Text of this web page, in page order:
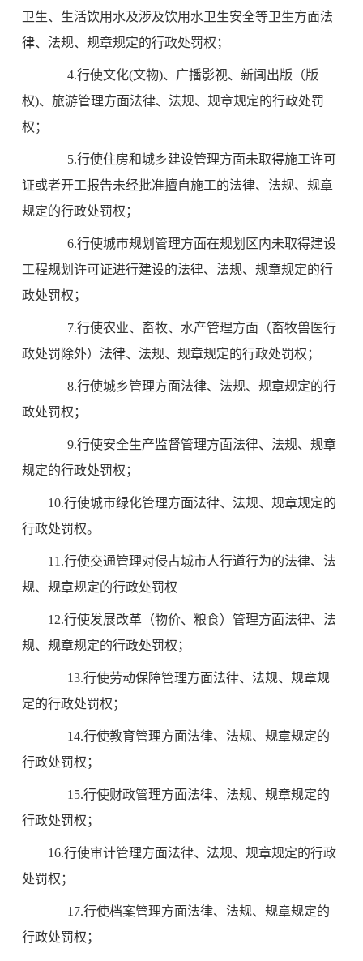
卫生、生活饮用水及涉及饮用水卫生安全等卫生方面法
律、法规、规章规定的行政处罚权；
4.行使文化(文物)、广播影视、新闻出版（版
权)、旅游管理方面法律、法规、规章规定的行政处罚
权；
5.行使住房和城乡建设管理方面未取得施工许可
证或者开工报告未经批准擅自施工的法律、法规、规章
规定的行政处罚权；
6.行使城市规划管理方面在规划区内未取得建设
工程规划许可证进行建设的法律、法规、规章规定的行
政处罚权；
7.行使农业、畜牧、水产管理方面（畜牧兽医行
政处罚除外） 法律、法规、规章规定的行政处罚权；
8.行使城乡管理方面法律、法规、规章规定的行
政处罚权；
9.行使安全生产监督管理方面法律、法规、规章
规定的行政处罚权；
10.行使城市绿化管理方面法律、法规、规章规定的
行政处罚权。
11.行使交通管理对侵占城市人行道行为的法律、法
规、规章规定的行政处罚权
12.行使发展改革（物价、粮食）管理方面法律、法
规、规章规定的行政处罚权；
13.行使劳动保障管理方面法律、法规、规章规
定的行政处罚权；
14.行使教育管理方面法律、法规、规章规定的
行政处罚权；
15.行使财政管理方面法律、法规、规章规定的
行政处罚权；
16.行使审计管理方面法律、法规、规章规定的行政
处罚权；
17.行使档案管理方面法律、法规、规章规定的
行政处罚权；